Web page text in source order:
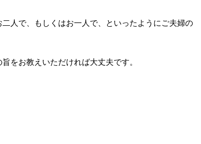
人で、もしくはお一人で、といったようにご夫婦の
をお教えいただければ大丈夫です。